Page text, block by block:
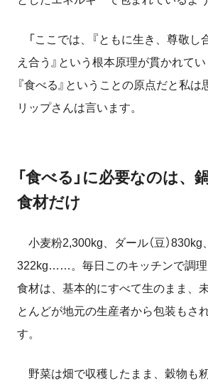
「ここでは、『ともに生き、尊敬し
え合う』という根本原理が貫かれてい
『食べる』ということの原点だと私は
リップさんは言います。
「食べる」に必要なのは、
食材だけ
小麦粉2,300kg、ダール（豆）
322kg……。毎日このキッチンで調理
食材は、基本的にすべて生のまま、
とんどが地元の生産者から包装もさ
す。
野菜は畑で収穫したまま、穀物も